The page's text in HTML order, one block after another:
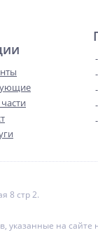
8 стр 2.
указанные на